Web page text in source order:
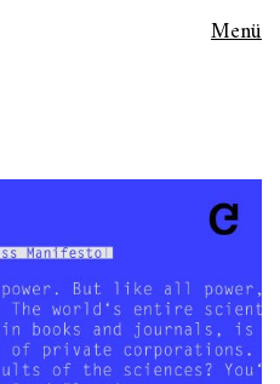
Menü